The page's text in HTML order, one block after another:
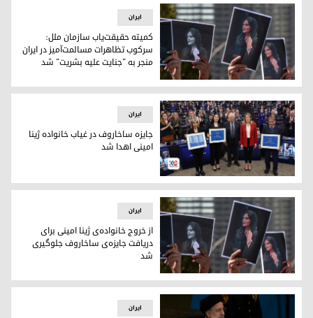
نشان دادن تصاویر ژینا امینی در جریان اعتراضات ایران
ایران
کمیته حقیقت‌یاب سازمان ملل:
سرکوب تظاهرات مسالمت‌آمیز در ایران
منجر به "جنایت علیه بشریت" شد
اهدای جایزه امسال ساخاروف، تقدیر از جنبش "زن، زندگی،
ایران
جایزه ساخاروف در غیاب خانواده ژینا
امینی اهدا شد
از خروج خانواده‌ی ژینا امینی برای دریافت جایزه‌ی ساخاروف
ایران
از خروج خانواده‌ی ژینا امینی برای
دریافت جایزه‌ی ساخاروف جلوگیری
شد
ایران